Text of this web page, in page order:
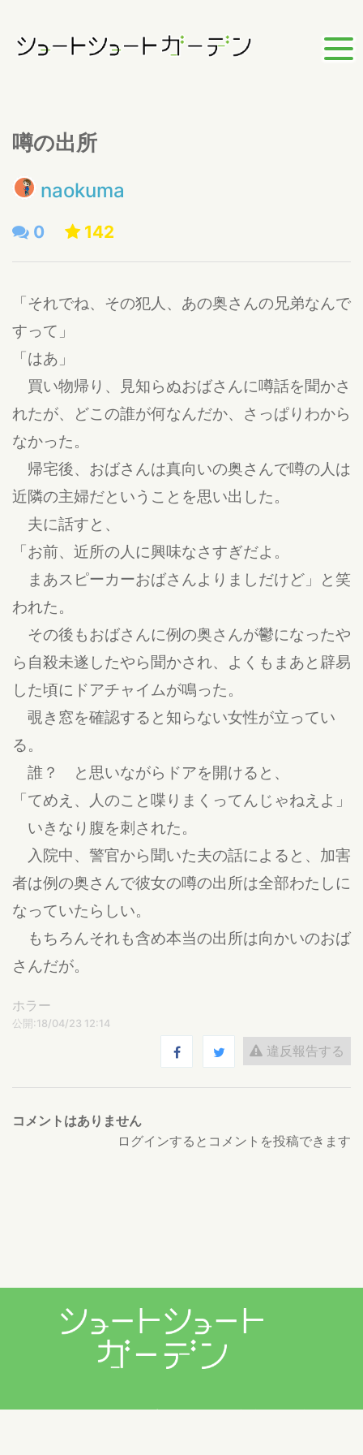
噂の出所
naokuma
0 142
「それでね、その犯人、あの奥さんの兄弟なんで
すって」
「はあ」
買い物帰り、見知らぬおばさんに噂話を聞かさ
れたが、どこの誰が何なんだか、さっぱりわから
なかった。
帰宅後、おばさんは真向いの奥さんで噂の人は
近隣の主婦だということを思い出した。
夫に話すと、
「お前、近所の人に興味なさすぎだよ。
まあスピーカーおばさんよりましだけど」と笑
われた。
その後もおばさんに例の奥さんが鬱になったや
ら自殺未遂したやら聞かされ、よくもまあと辟易
した頃にドアチャイムが鳴った。
覗き窓を確認すると知らない女性が立ってい
る。
誰？ と思いながらドアを開けると、
「てめえ、人のこと喋りまくってんじゃねえよ」
いきなり腹を刺された。
入院中、警官から聞いた夫の話によると、加害
者は例の奥さんで彼女の噂の出所は全部わたしに
なっていたらしい。
もちろんそれも含め本当の出所は向かいのおば
さんだが。
ホラー
公開:18/04/23 12:14
違反報告する
コメントはありません
ログインするとコメントを投稿できます
プライバシーポリシー 利用規約 お問い合わせ